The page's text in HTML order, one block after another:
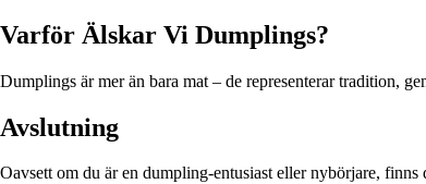
Varför Älskar Vi Dumplings?
Dumplings är mer än bara mat – de representerar tradition,
Avslutning
Oavsett om du är en dumpling-entusiast eller nybörjare,